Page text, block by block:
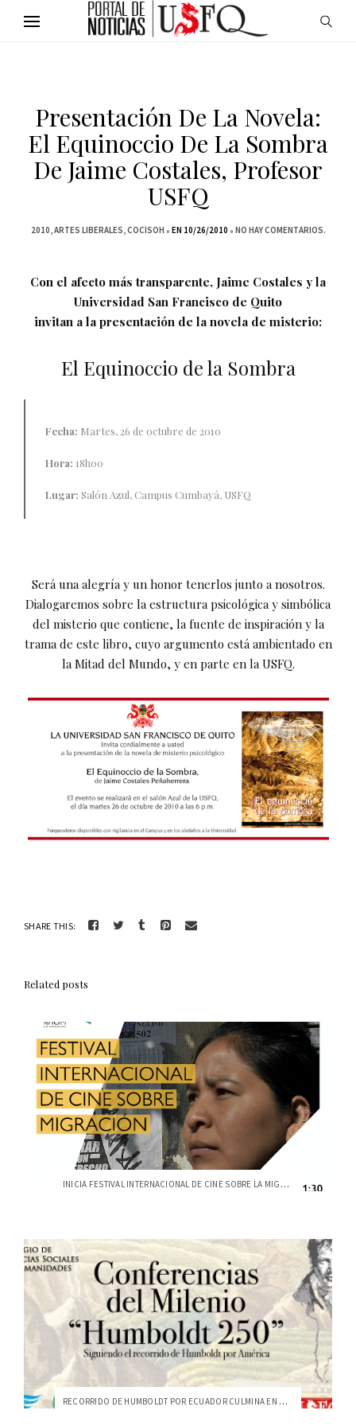
Presentación De La Novela:
El Equinoccio De La Sombra
De Jaime Costales, Profesor
USFQ
2010 ARTES LIBERALES COCISOH EN 10/26/2010 NO HAY COMENTARIOS.
Con el afecto más transparente, Jaime Costales y la
Universidad San Francisco de Quito
invitan a la presentación de la novela de misterio:
El Equinoccio de la Sombra
Fecha: Martes, 26 de octubre de 2010
Hora: 18h00
Lugar: Salón Azul, Campus Cumbayá, USFQ
Será una alegría y un honor tenerlos junto a nosotros.
Dialogaremos sobre la estructura psicológica y simbólica
del misterio que contiene, la fuente de inspiración y la
trama de este libro, cuyo argumento está ambientado en
la Mitad del Mundo, y en parte en la USFQ.
SHARE THIS:
Related posts
INICIA FESTIVAL INTERNACIONAL DE CINE SOBRE LA MIGRACIÓN
RECORRIDO DE HUMBOLDT POR ECUADOR CULMINA EN GUAYAQUIL